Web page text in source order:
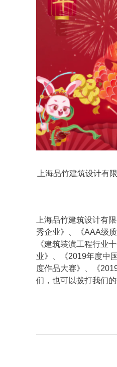
上海品竹建筑设计有
上海品竹建筑设计有
秀企业》、《AAA级
《建筑装潢工程行业
业》、《2019年度中
度作品大赛》、《
们，也可以拨打我们的